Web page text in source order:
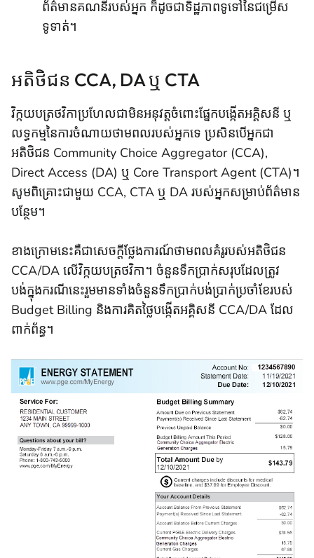
ព័ត៌មានគណនីរបស់អ្នក ក៏ដូចជាទិដ្ឋភាពទូទៅនៃជម្រើស
ទូទាត់។
អតិថិជន CCA, DA ឬ CTA
វិក្កយបត្រថវិកាប្រហែលជាមិនអនុវត្តចំពោះផ្នែកបង្កើតអគ្គិសនី ឬ
លទ្ធកម្មនៃការចំណាយថាមពលរបស់អ្នកទេ ប្រសិនបើអ្នកជា
អតិថិជន Community Choice Aggregator (CCA),
Direct Access (DA) ឬ Core Transport Agent (CTA)។
សូមពិគ្រោះជាមួយ CCA, CTA ឬ DA របស់អ្នកសម្រាប់ព័ត៌មាន
បន្ថែម។
ខាងក្រោមនេះគឺជាសេចក្តីថ្លែងការណ៍ថាមពលគំរូរបស់អតិថិជន
CCA/DA លើវិក្កយបត្រថវិកា។ ចំនួនទឹកប្រាក់សរុបដែលត្រូវ
បង់ក្នុងករណីនេះរួមមានទាំងចំនួនទឹកប្រាក់បង់ប្រាក់ប្រចាំខែរបស់
Budget Billing និងការគិតថ្លៃបង្កើតអគ្គិសនី CCA/DA ដែល
ពាក់ព័ន្ធ។